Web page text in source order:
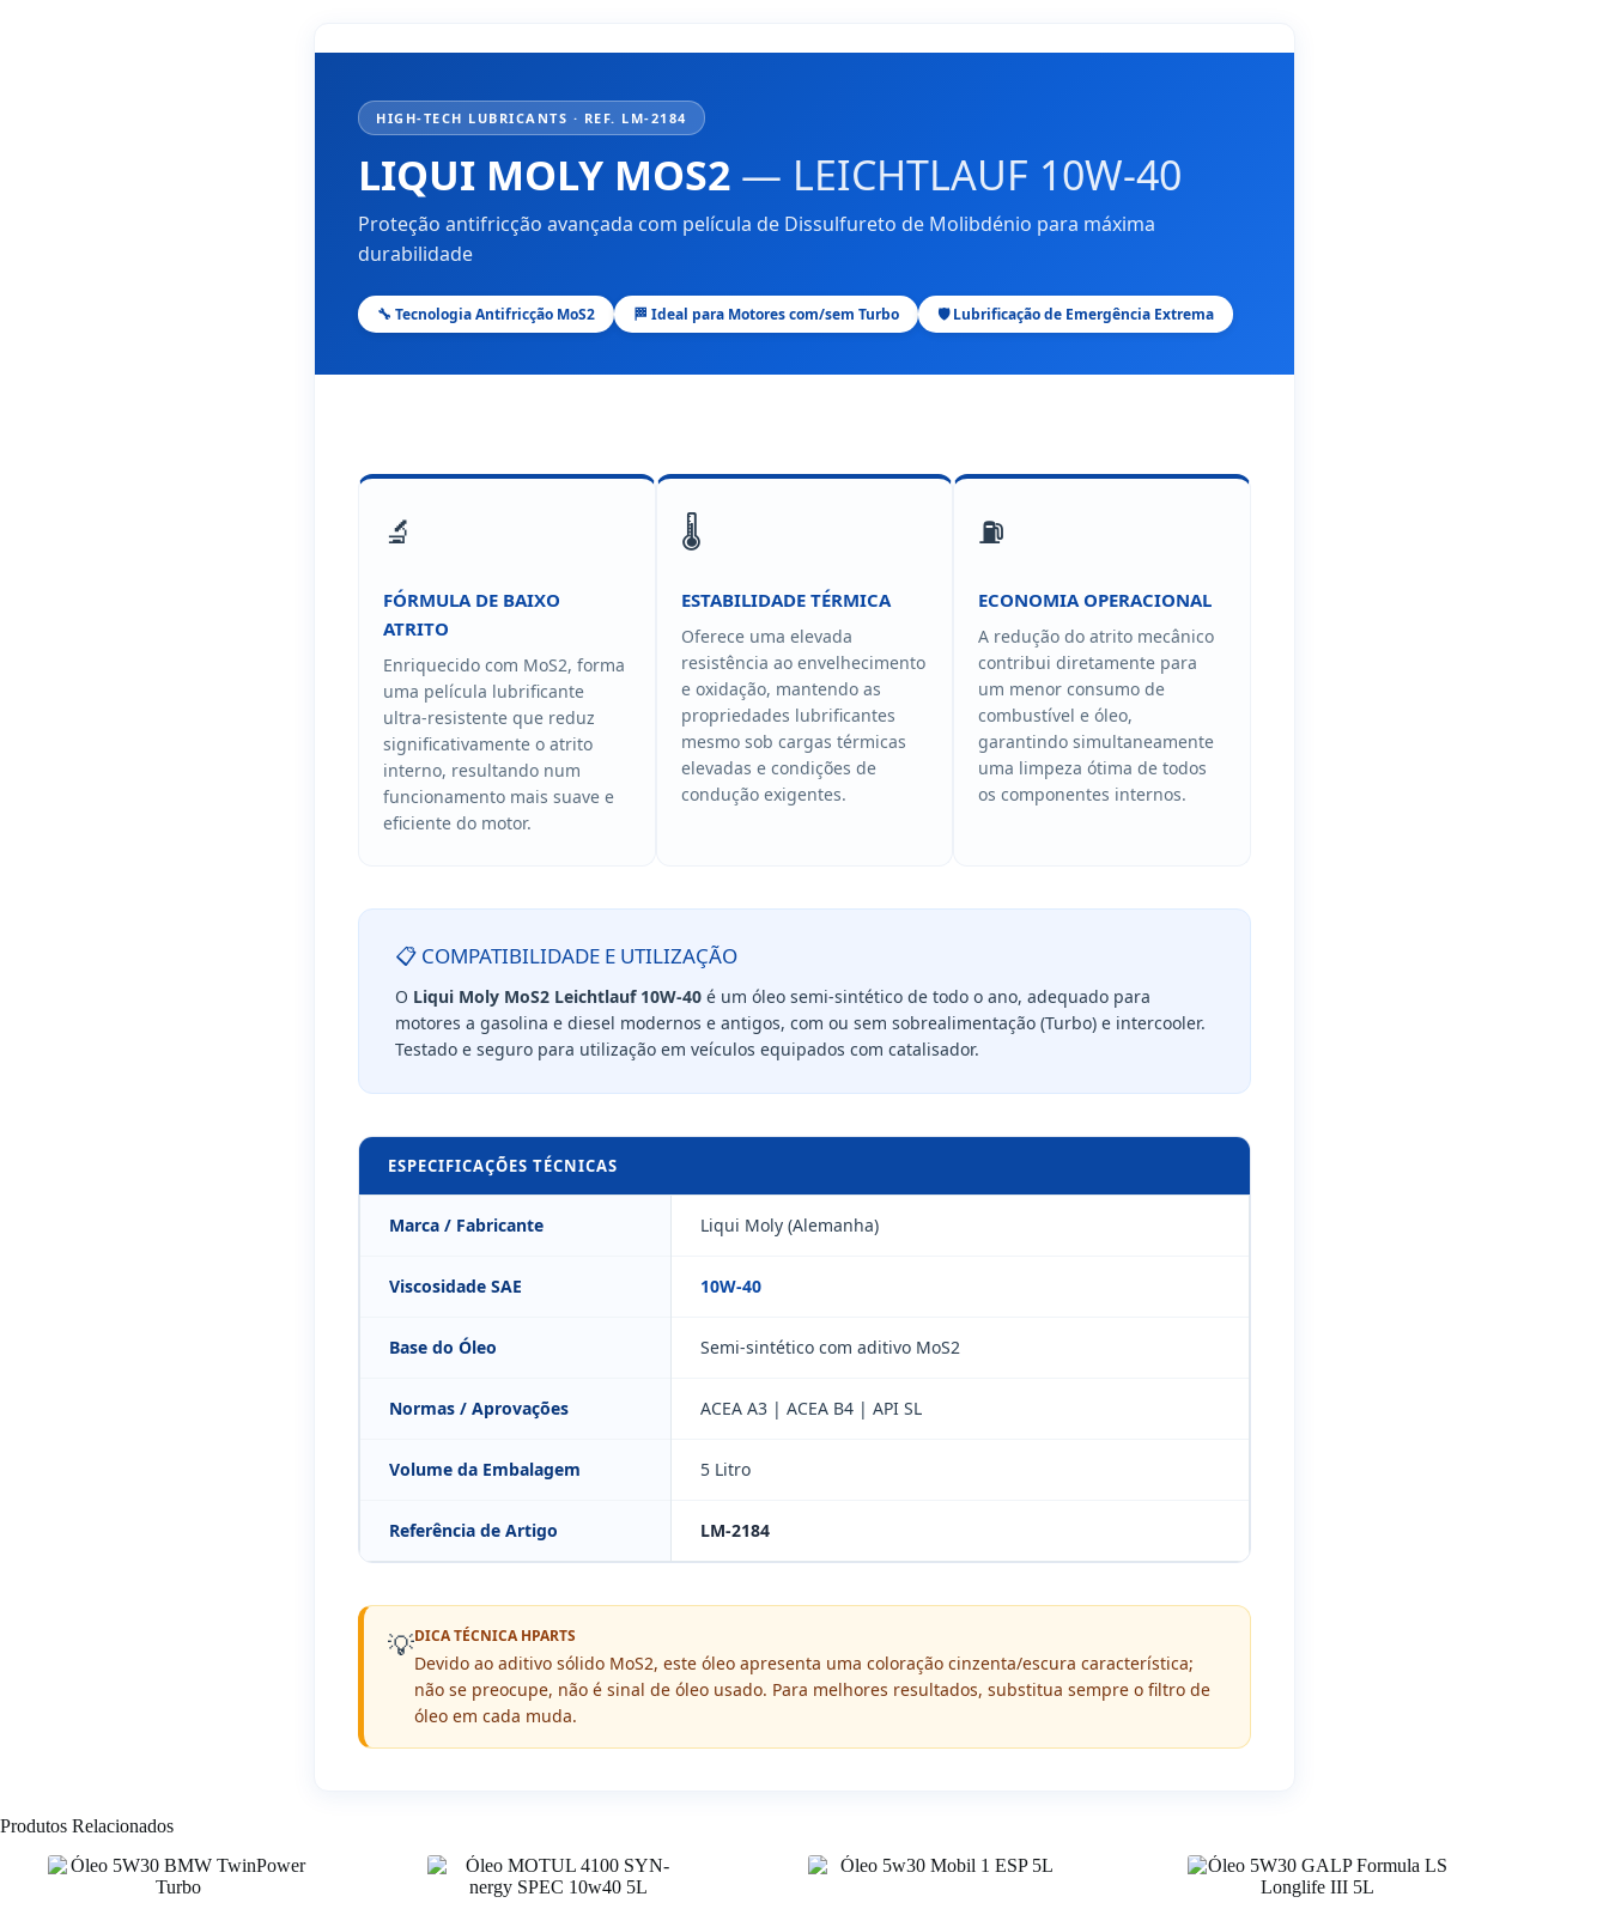
HIGH-TECH LUBRICANTS · REF. LM-2184
LIQUI MOLY MOS2 — LEICHTLAUF 10W-40
Proteção antifricção avançada com película de Dissulfureto de Molibdénio para máxima
durabilidade
🔧 Tecnologia Antifricção MoS2 🏁 Ideal para Motores com/sem Turbo 🛡️ Lubrificação de Emergência Extrema
🔬
FÓRMULA DE BAIXO
ATRITO
Enriquecido com MoS2, forma
uma película lubrificante
ultra-resistente que reduz
significativamente o atrito
interno, resultando num
funcionamento mais suave e
eficiente do motor.
🌡️
ESTABILIDADE TÉRMICA
Oferece uma elevada
resistência ao envelhecimento
e oxidação, mantendo as
propriedades lubrificantes
mesmo sob cargas térmicas
elevadas e condições de
condução exigentes.
⛽
ECONOMIA OPERACIONAL
A redução do atrito mecânico
contribui diretamente para
um menor consumo de
combustível e óleo,
garantindo simultaneamente
uma limpeza ótima de todos
os componentes internos.
📋 COMPATIBILIDADE E UTILIZAÇÃO
O Liqui Moly MoS2 Leichtlauf 10W-40 é um óleo semi-sintético de todo o ano, adequado para
motores a gasolina e diesel modernos e antigos, com ou sem sobrealimentação (Turbo) e intercooler.
Testado e seguro para utilização em veículos equipados com catalisador.
ESPECIFICAÇÕES TÉCNICAS
Marca / Fabricante Liqui Moly (Alemanha)
Viscosidade SAE 10W-40
Base do Óleo Semi-sintético com aditivo MoS2
Normas / Aprovações ACEA A3 | ACEA B4 | API SL
Volume da Embalagem 5 Litro
Referência de Artigo LM-2184
💡DICA TÉCNICA HPARTS
Devido ao aditivo sólido MoS2, este óleo apresenta uma coloração cinzenta/escura característica;
não se preocupe, não é sinal de óleo usado. Para melhores resultados, substitua sempre o filtro de
óleo em cada muda.
Produtos Relacionados